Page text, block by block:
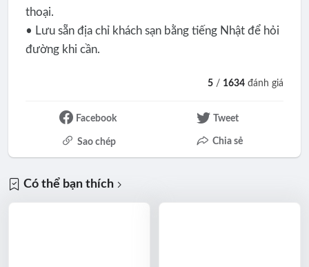
thoại.
• Lưu sẵn địa chỉ khách sạn bằng tiếng Nhật để hỏi
đường khi cần.
5 / 1634 đánh giá
Facebook Tweet
Sao chép Chia sẻ
Có thể bạn thích